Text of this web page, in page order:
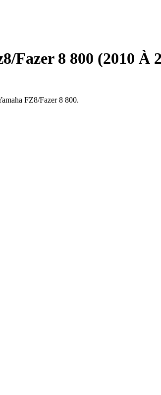
Fazer 8 800 (2010 À
FZ8/Fazer 8 800.